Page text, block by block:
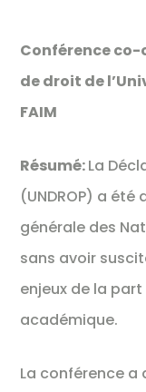
Conférence
de droit de
FAIM
Résumé:La
(UNDROP) a
générale des
sans avoir
enjeux de la
académique.
La conférence